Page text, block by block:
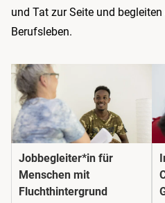
und Tat zur Seite und
Berufsleben.
Jobbegleiter*in für
Menschen mit
Fluchthintergrund